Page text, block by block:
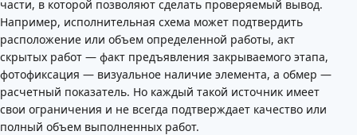
части, в которой позволяют сделать проверяемый вывод.
Например, исполнительная схема может подтвердить
расположение или объем определенной работы, акт
скрытых работ — факт предъявления закрываемого этапа,
фотофиксация — визуальное наличие элемента, а обмер —
расчетный показатель. Но каждый такой источник имеет
свои ограничения и не всегда подтверждает качество или
полный объем выполненных работ.